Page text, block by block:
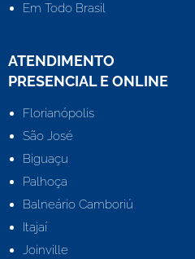
Em Todo Brasil
ATENDIMENTO
PRESENCIAL E ONLINE
Florianópolis
São José
Biguaçu
Palhoça
Balneário Camboriú
Itajaí
Joinville